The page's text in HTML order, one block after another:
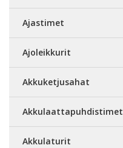
Ajastimet
Ajoleikkurit
Akkuketjusahat
Akkulaattapuhdistimet
Akkulaturit